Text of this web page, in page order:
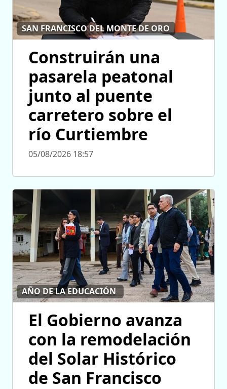
SAN FRANCISCO DEL MONTE DE ORO
Construirán una
pasarela peatonal
junto al puente
carretero sobre el
río Curtiembre
05/08/2026 18:57
AÑO DE LA EDUCACIÓN
El Gobierno avanza
con la remodelación
del Solar Histórico
de San Francisco